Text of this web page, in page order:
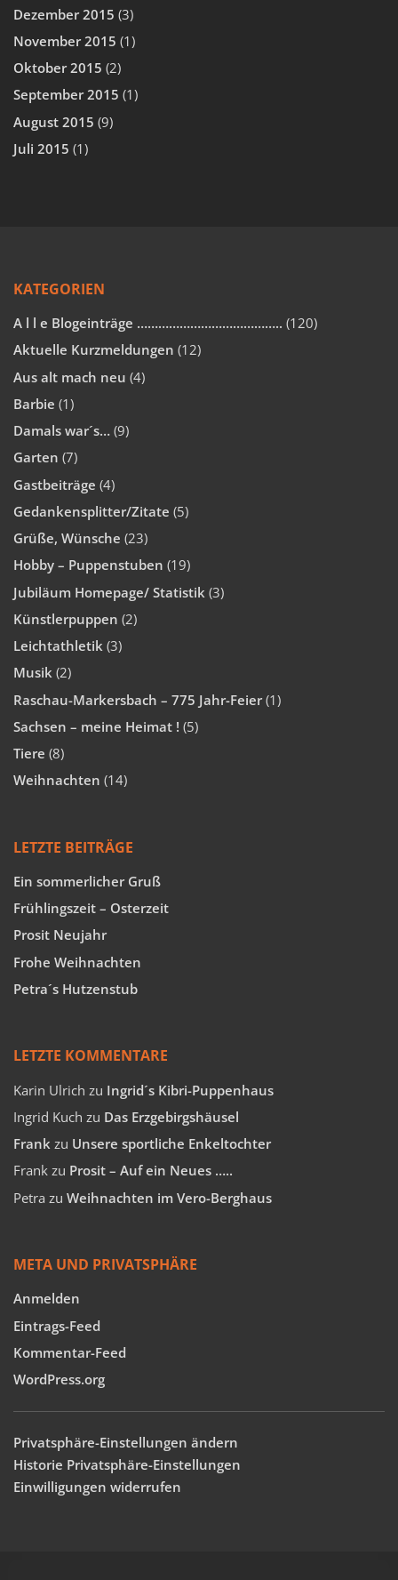
Dezember 2015 (3)
November 2015 (1)
Oktober 2015 (2)
September 2015 (1)
August 2015 (9)
Juli 2015 (1)
KATEGORIEN
A l l e Blogeinträge ………………………………….. (120)
Aktuelle Kurzmeldungen (12)
Aus alt mach neu (4)
Barbie (1)
Damals war´s… (9)
Garten (7)
Gastbeiträge (4)
Gedankensplitter/Zitate (5)
Grüße, Wünsche (23)
Hobby – Puppenstuben (19)
Jubiläum Homepage/ Statistik (3)
Künstlerpuppen (2)
Leichtathletik (3)
Musik (2)
Raschau-Markersbach – 775 Jahr-Feier(1)
Sachsen – meine Heimat ! (5)
Tiere (8)
Weihnachten (14)
LETZTE BEITRÄGE
Ein sommerlicher Gruß
Frühlingszeit – Osterzeit
Prosit Neujahr
Frohe Weihnachten
Petra´s Hutzenstub
LETZTE KOMMENTARE
Karin Ulrich zu Ingrid´s Kibri-Puppenhaus
Ingrid Kuch zu Das Erzgebirgshäusel
Frank zu Unsere sportliche Enkeltochter
Frank zu Prosit – Auf ein Neues …..
Petra zu Weihnachten im Vero-Berghaus
META UND PRIVATSPHÄRE
Anmelden
Eintrags-Feed
Kommentar-Feed
WordPress.org
Privatsphäre-Einstellungen ändern
Historie Privatsphäre-Einstellungen
Einwilligungen widerrufen